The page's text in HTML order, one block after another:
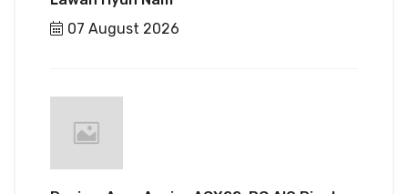
07 August 2026